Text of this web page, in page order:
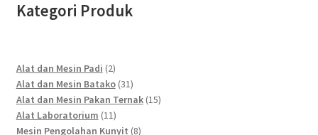
Kategori Produk
Alat dan Mesin Padi 22
products
Alat dan Mesin Batako 3131
products
Alat dan Mesin Pakan Ternak 1515
Alat Laboratorium 1111
products
Mesin Pengolahan Kunyit 88